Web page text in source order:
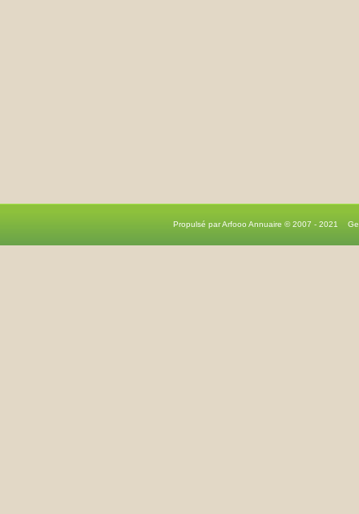
Propulsé par Arfooo Annuaire © 2007 - 2021